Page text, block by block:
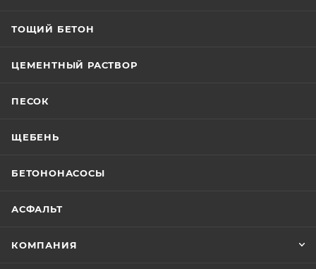
ТОЩИЙ БЕТОН
ЦЕМЕНТНЫЙ РАСТВОР
ПЕСОК
ЩЕБЕНЬ
БЕТОНОНАСОСЫ
АСФАЛЬТ
КОМПАНИЯ